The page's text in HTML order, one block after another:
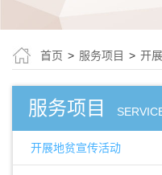
首页 > 服务项目 > 开
服务项目
开展地贫宣传活动